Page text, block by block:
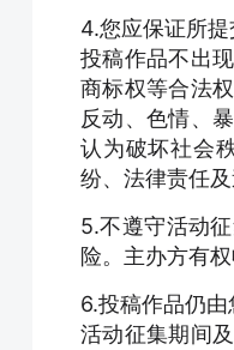
4.您应保证所
投稿作品不出
商标权等合法
反动、色情、
认为破坏社会
纷、法律责任
5.不遵守活动
险。主办方有
6.投稿作品仍
活动征集期间